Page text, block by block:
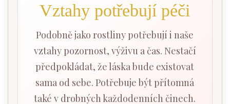
Vztahy potřebují péči
Podobně jako rostliny potřebují i naše
vztahy pozornost, výživu a čas. Nestačí
předpokládat, že láska bude existovat
sama od sebe. Potřebuje být přítomná
také v drobných každodenních činech.